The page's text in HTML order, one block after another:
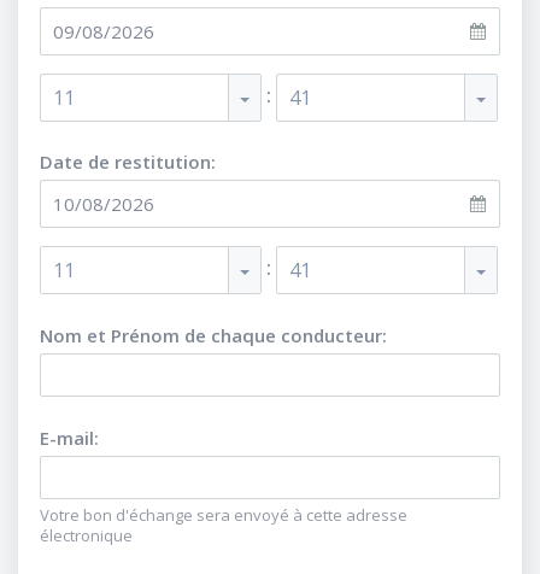
11 : 41
Date de restitution:
11 : 41
Nom et Prénom de chaque conducteur:
E-mail:
Votre bon d'échange sera envoyé à cette adresse
électronique